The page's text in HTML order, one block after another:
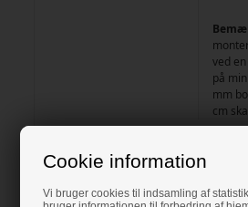
Cookie information
Vi bruger cookies til indsamling af
ved
på
mm
cm